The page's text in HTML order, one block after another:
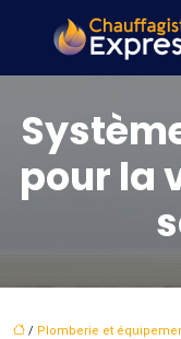
pour la
/ Plomberie et